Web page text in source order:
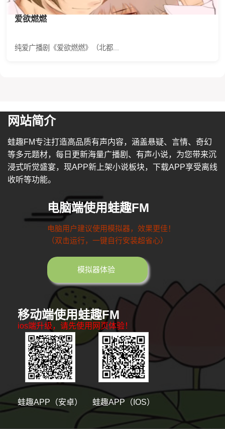
爱欲燃燃
纯爱广播剧《爱欲燃燃》（北都...
网站简介
蛙趣FM专注打造高品质有声内容，涵盖悬疑、言情、奇幻
等多元题材，每日更新海量广播剧、有声小说，为您带来沉
浸式听觉盛宴，现APP新上架小说板块，下载APP享受离线
收听等功能。
电脑端使用蛙趣FM
电脑用户建议使用模拟器，效果更佳！
（双击运行，一键自行安装超省心）
模拟器体验
移动端使用蛙趣FM
ios端升级，请先使用网页体验！
蛙趣APP（安卓） 蛙趣APP（IOS）